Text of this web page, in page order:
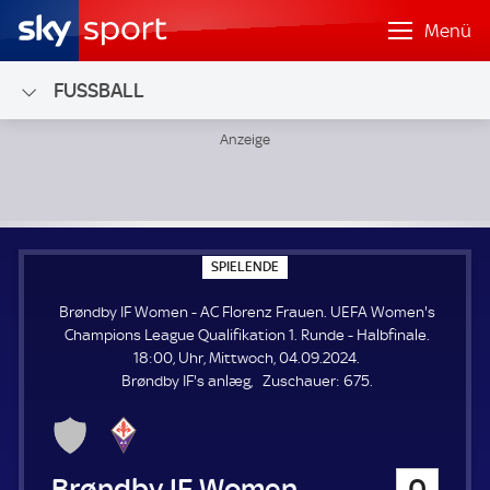
Menü
FUSSBALL
SPIELENDE
P
E
E
N
E
Brøndby IF Women - AC Florenz Frauen. UEFA Women's
Champions League Qualifikation 1. Runde - Halbfinale.
18:00, Uhr, Mittwoch, 04.09.2024.
Brøndby IF's anlæg
Zuschauer: Z
675.